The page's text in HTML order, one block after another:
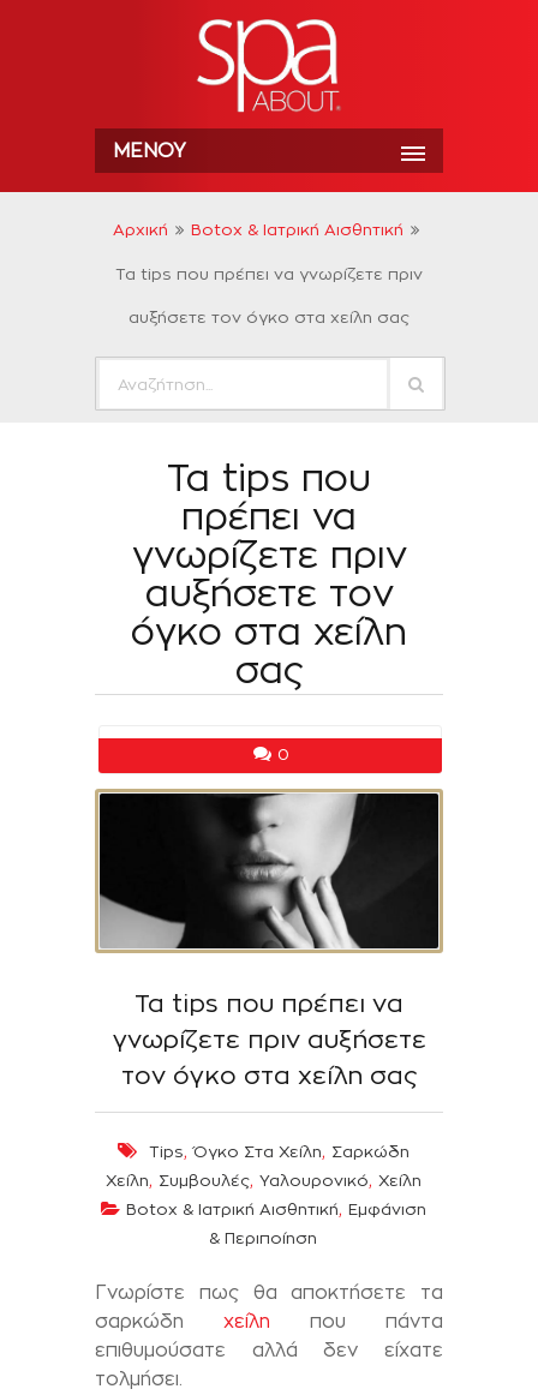
ΜΕΝΟΎ
Αρχική Botox & Ιατρική Αισθητική
Τα tips που πρέπει να γνωρίζετε πριν
αυξήσετε τον όγκο στα χείλη σας
Τα tips που
πρέπει να
γνωρίζετε πριν
αυξήσετε τον
όγκο στα χείλη
σας
0
Τα tips που πρέπει να
γνωρίζετε πριν αυξήσετε
τον όγκο στα χείλη σας
Tips,Όγκο Στα Χείλη, Σαρκώδη
Χείλη, Συμβουλές, Υαλουρονικό, Χείλη
Botox & Ιατρική Αισθητική, Εμφάνιση
& Περιποίηση
Γνωρίστε πως θα αποκτήσετε τα
σαρκώδη χείλη που πάντα
επιθυμούσατε αλλά δεν είχατε
τολμήσει.